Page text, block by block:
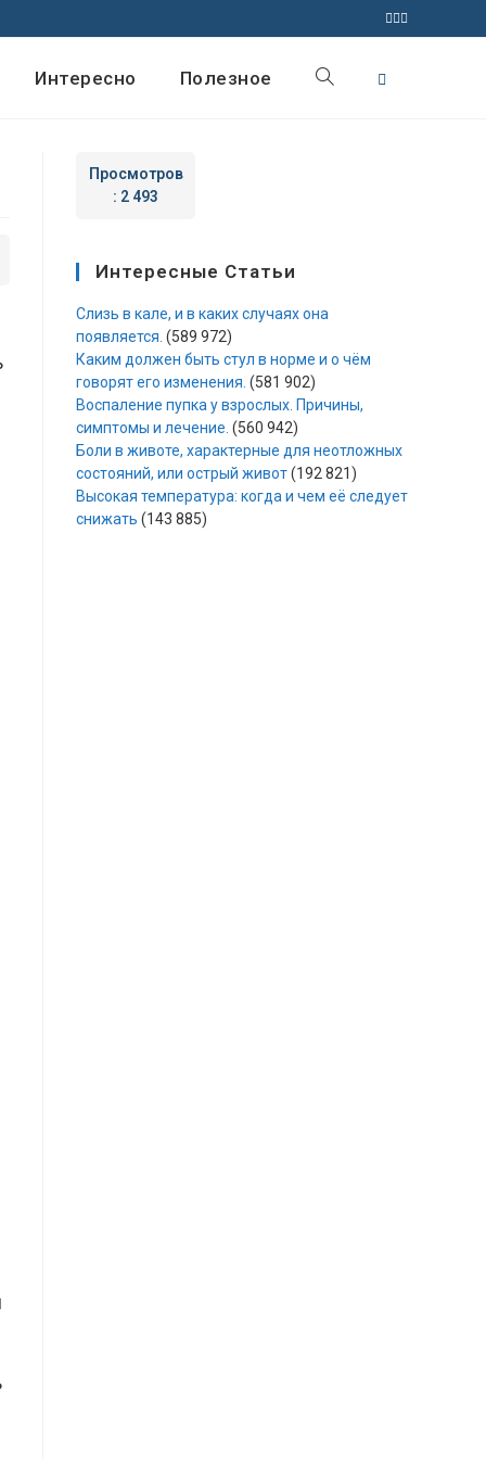
Интересно Полезное
Просмотров
: 2 493
Интересные Статьи
Слизь в кале, и в каких случаях она
появляется. (589 972)
Каким должен быть стул в норме и о чём
говорят его изменения. (581 902)
Воспаление пупка у взрослых. Причины,
симптомы и лечение. (560 942)
Боли в животе, характерные для неотложных
состояний, или острый живот(192 821)
Высокая температура: когда и чем её следует
снижать (143 885)